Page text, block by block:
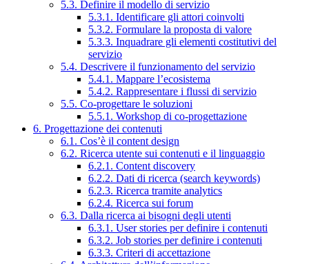
5.3. Definire il modello di servizio
5.3.1. Identificare gli attori coinvolti
5.3.2. Formulare la proposta di valore
5.3.3. Inquadrare gli elementi costitutivi del
servizio
5.4. Descrivere il funzionamento del servizio
5.4.1. Mappare l’ecosistema
5.4.2. Rappresentare i flussi di servizio
5.5. Co-progettare le soluzioni
5.5.1. Workshop di co-progettazione
6. Progettazione dei contenuti
6.1. Cos’è il content design
6.2. Ricerca utente sui contenuti e il linguaggio
6.2.1. Content discovery
6.2.2. Dati di ricerca (search keywords)
6.2.3. Ricerca tramite analytics
6.2.4. Ricerca sui forum
6.3. Dalla ricerca ai bisogni degli utenti
6.3.1. User stories per definire i contenuti
6.3.2. Job stories per definire i contenuti
6.3.3. Criteri di accettazione